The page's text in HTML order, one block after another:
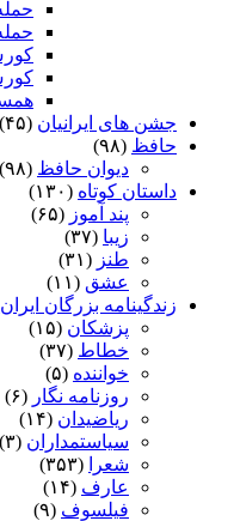
جشن های ایرانیان (۴۵)
حافظ (۹۸)
دیوان حافظ (۹۸)
داستان کوتاه (۱۳۰)
پند آموز (۶۵)
زیبا (۳۷)
طنز (۳۱)
عشق (۱۱)
زندگینامه بزرگان
پزشکان (۱۵)
خطاط (۳۷)
خواننده (۵)
روزنامه نگار (۶)
ریاضیدان (۱۴)
سیاستمداران (۳)
شعرا
(۳۵۳)
عارف (۱۴)
فیلسوف (۹)